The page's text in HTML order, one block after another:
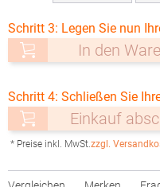
Schritt 3: Legen Sie nun
In den
Schritt 4: Schließen Sie
Einkauf
* Preise inkl. MwSt.zzgl.